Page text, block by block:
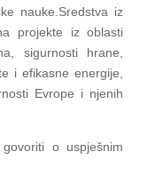
nauke.Sredstva iz
projekte iz oblasti
sigurnosti hrane,
i efikasne energije,
Evrope i njenih
o uspješnim